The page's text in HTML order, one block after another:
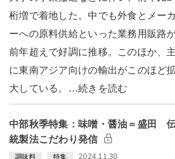
桁増で着地した。中でも外食とメーカ
ーへの原料供給といった業務用販路
前年超えで好調に推移。このほか、主
に東南アジア向けの輸出がこのほど
大している。…続きを読む
中部秋季特集：味噌・醤油＝盛田
統製法こだわり発信
調味料 特集 2024.11.30